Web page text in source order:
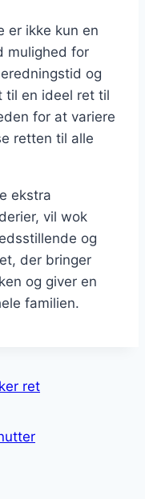
er ikke kun en
mulighed for
og
til en ideel ret til
for at variere
retten til alle
ekstra
vil wok
og
der bringer
og giver en
familien.
ret